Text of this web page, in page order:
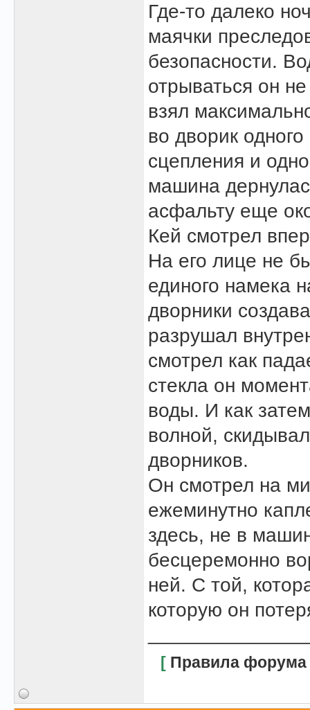
Где-то далеко
маячки
безопасности.
отрываться он
взял
во дворик
сцепления и
машина
асфальту еще
Кей смотрел
На его лице не
единого намека
дворники
разрушал
смотрел как
стекла он
воды. И как
волной,
дворников.
Он смотрел на
ежеминутно
здесь, не в
бесцеремонно
ней. С той,
которую он
[ Правила форума